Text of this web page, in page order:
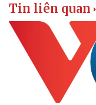
Tin liên quan